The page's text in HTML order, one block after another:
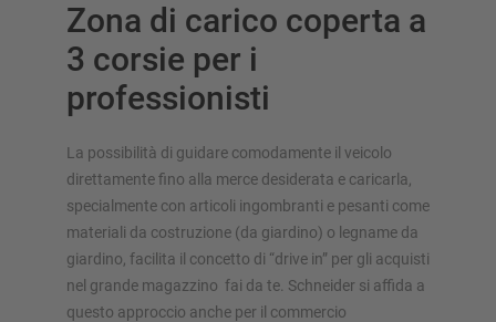
Zona di carico coperta a
3 corsie per i
professionisti
La possibilità di guidare comodamente il veicolo
direttamente fino alla merce desiderata e caricarla,
specialmente con articoli ingombranti e pesanti come
materiali da costruzione (da giardino) o legname da
giardino, facilita il concetto di “drive in” per gli acquisti
nel grande magazzino fai da te. Schneider si affida a
questo approccio anche per il commercio